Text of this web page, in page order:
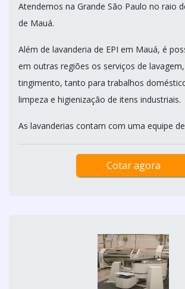
Atendemos na Grande São Paulo no raio
de Mauá.
Além de lavanderia de EPI em Mauá, é
em outras regiões os serviços de
tingimento, tanto para trabalhos
limpeza e higienização de itens industriais.
As lavanderias contam com uma equipe
Cotar agora